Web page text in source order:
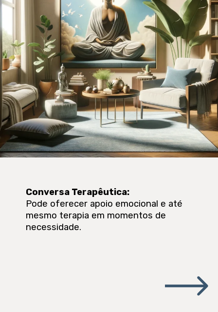
Conversa Terapêutica:
Pode oferecer apoio emocional e até
mesmo terapia em momentos de
necessidade.